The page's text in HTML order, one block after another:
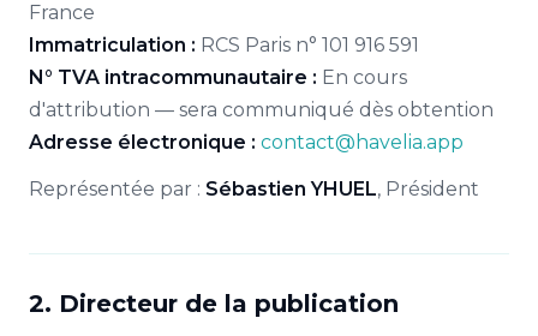
France
Immatriculation : RCS Paris n° 101 916 591
N° TVA intracommunautaire : En cours
d'attribution — sera communiqué dès obtention
Adresse électronique : contact@havelia.app
Représentée par : Sébastien YHUEL, Président
2. Directeur de la publication